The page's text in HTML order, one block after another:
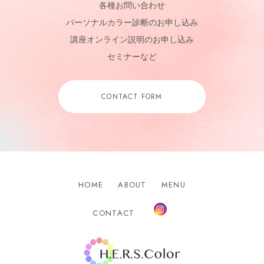
各種お問い合わせ
パーソナルカラー診断のお申し込み
講座オンライン説明のお申し込み
セミナーなど
CONTACT FORM
HOME ABOUT MENU
CONTACT